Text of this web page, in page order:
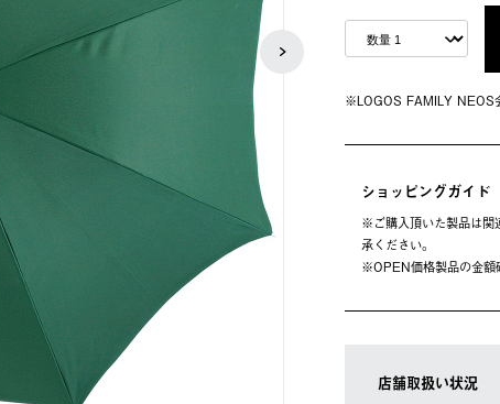
※LOGOS FAMILY NEOS
ショッピングガイド
※ご購⼊頂いた製品は関
承ください。
※OPEN価格製品の⾦額
店舗取扱い状況